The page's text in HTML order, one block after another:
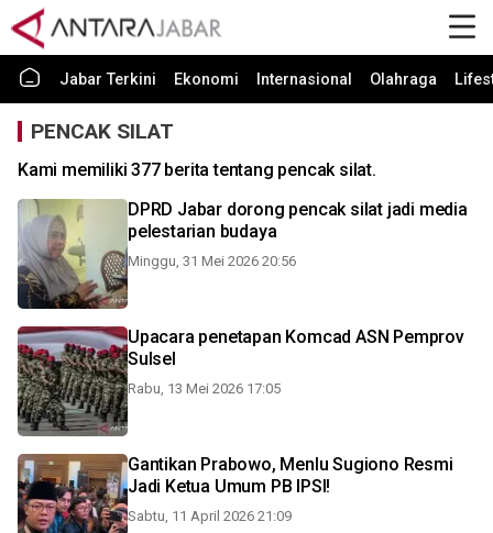
Jabar Terkini Ekonomi Internasional Olahraga
PENCAK SILAT
Kami memiliki 377 berita tentang pencak silat.
DPRD Jabar dorong pencak silat jadi media
pelestarian budaya
Minggu, 31 Mei 2026 20:56
Upacara penetapan Komcad ASN Pemprov
Sulsel
Rabu, 13 Mei 2026 17:05
Gantikan Prabowo, Menlu Sugiono Resmi
Jadi Ketua Umum PB IPSI!
Sabtu, 11 April 2026 21:09